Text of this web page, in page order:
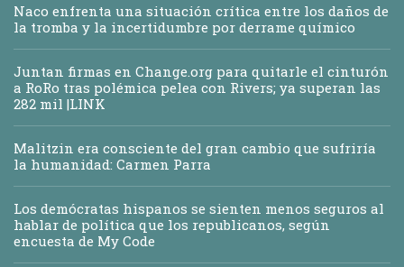
Naco enfrenta una situación crítica entre los daños de
la tromba y la incertidumbre por derrame químico
Juntan firmas en Change.org para quitarle el cinturón
a RoRo tras polémica pelea con Rivers; ya superan las
282 mil |LINK
Malitzin era consciente del gran cambio que sufriría
la humanidad: Carmen Parra
Los demócratas hispanos se sienten menos seguros al
hablar de política que los republicanos, según
encuesta de My Code